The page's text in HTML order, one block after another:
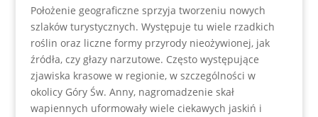
Położenie geograficzne sprzyja tworzeniu nowych
szlaków turystycznych. Występuje tu wiele rzadkich
roślin oraz liczne formy przyrody nieożywionej, jak
źródła, czy głazy narzutowe. Często występujące
zjawiska krasowe w regionie, w szczególności w
okolicy Góry Św. Anny, nagromadzenie skał
wapiennych uformowały wiele ciekawych jaskiń i